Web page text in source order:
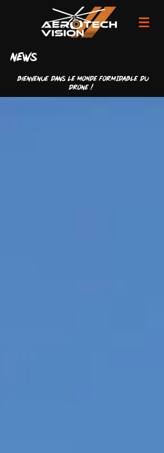
news
Bienvenue dans LE MONDE FORMIDABLE du
drone !